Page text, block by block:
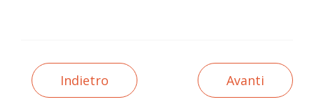
Indietro Avanti